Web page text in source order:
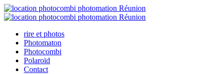
rire et photos
Photomaton
Photocombi
Polaroïd
Contact